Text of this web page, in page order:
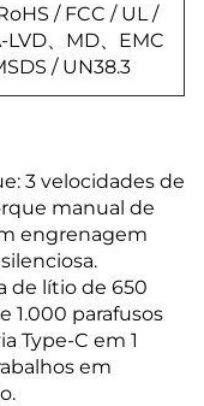
/ FCC / UL /
LVD、MD、EMC
/ UN38.3
3 velocidades de
manual de
engrenagem
de lítio de 650
1.000 parafusos
Type-C em 1
em